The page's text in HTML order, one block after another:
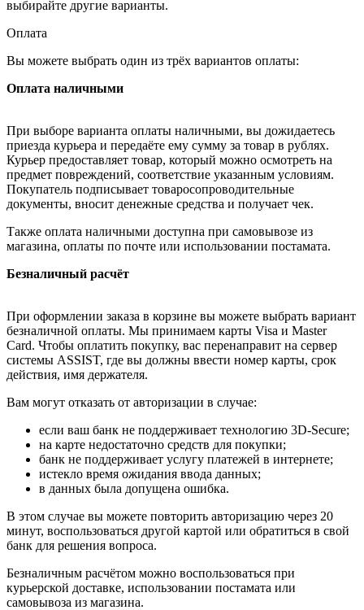
выбирайте другие варианты.
Оплата
Вы можете выбрать один из трёх вариантов оплаты:
Оплата наличными
При выборе варианта оплаты наличными, вы дожидаетесь
приезда курьера и передаёте ему сумму за товар в рублях.
Курьер предоставляет товар, который можно осмотреть на
предмет повреждений, соответствие указанным условиям.
Покупатель подписывает товаросопроводительные
документы, вносит денежные средства и получает чек.
Также оплата наличными доступна при самовывозе из
магазина, оплаты по почте или использовании постамата.
Безналичный расчёт
При оформлении заказа в корзине вы можете выбрать вариант
безналичной оплаты. Мы принимаем карты Visa и Master
Card. Чтобы оплатить покупку, вас перенаправит на сервер
системы ASSIST, где вы должны ввести номер карты, срок
действия, имя держателя.
Вам могут отказать от авторизации в случае:
если ваш банк не поддерживает технологию 3D-Secure;
на карте недостаточно средств для покупки;
банк не поддерживает услугу платежей в интернете;
истекло время ожидания ввода данных;
в данных была допущена ошибка.
В этом случае вы можете повторить авторизацию через 20
минут, воспользоваться другой картой или обратиться в свой
банк для решения вопроса.
Безналичным расчётом можно воспользоваться при
курьерской доставке, использовании постамата или
самовывоза из магазина.